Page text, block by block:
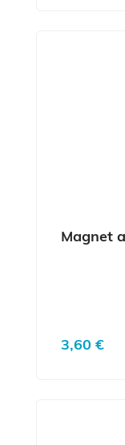
Magnet
Regulärer
3,60 €